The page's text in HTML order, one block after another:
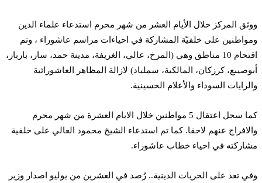
ووثق المركز خلال الأيام العشر من شهر محرم استدعاء علماء الدين
ومواطنين على خلفيّة المشاركة في احياءات مراسم عاشوراء ، وتم
اقتحام 10 مناطق وهي (المرخ، عالي، الغريفة، مدينة حمد، سار، باربار،
أبوصيبع، كرزكان، المالكية، سملباد) لازالة المظاهر العاشورائية
والرايات السوداء والأعلام الحسينية.
كما سجل اعتقال 5 مواطنين خلال الايام العشرة من شهر محرم
والافراج عنهم لاحقا. كما تم استدعاء الشيخ محمود العالي على خلفية
مشاركته في احياء خطاب عاشوراء.
وفي تعد على الحريات الدينية.. رُصد في العشرين من يوليو اصدار وزير